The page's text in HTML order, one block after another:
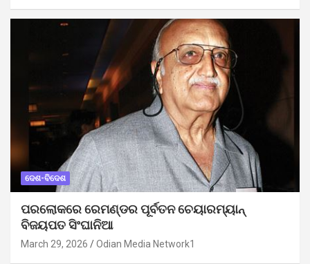
ଦେଶ-ବିଦେଶ
ପରଲୋକରେ ରେମଣ୍ଡର ପୂର୍ବତନ ଚେୟାରମ୍ୟାନ୍
ବିଜୟପତ ସିଂଘାନିଆ
March 29, 2026 Odian Media Network1